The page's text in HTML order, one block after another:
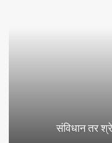
संविधान तर